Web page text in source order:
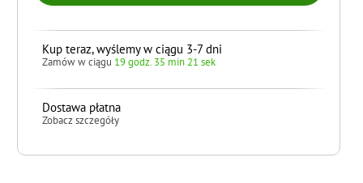
Kup teraz, wyślemy w ciągu 3-7 dni
Zamów w ciągu 19 godz. 35 min 20 sek
Dostawa płatna
Zobacz szczegóły